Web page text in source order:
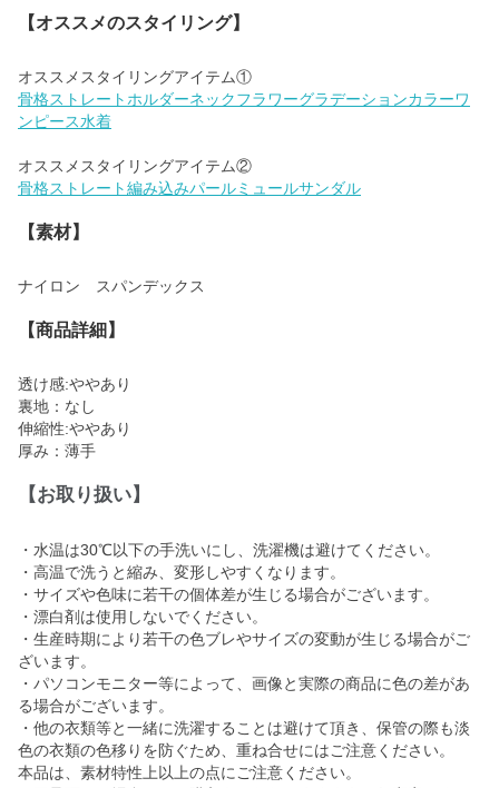
【オススメのスタイリング】
骨格ストレートホルダーネックフラワーグラデーションカラーワ
ンピース水着
骨格ストレート編み込みパールミュールサンダル
【素材】
ナイロン スパンデックス
【商品詳細】
透け感:ややあり
裏地：なし
伸縮性:ややあり
厚み：薄手
【お取り扱い】
・水温は30℃以下の手洗いにし、洗濯機は避けてください。
・高温で洗うと縮み、変形しやすくなります。
・サイズや色味に若干の個体差が生じる場合がございます。
・漂白剤は使用しないでください。
・生産時期により若干の色ブレやサイズの変動が生じる場合がご
ざいます。
・パソコンモニター等によって、画像と実際の商品に色の差があ
る場合がございます。
・他の衣類等と一緒に洗濯することは避けて頂き、保管の際も淡
色の衣類の色移りを防ぐため、重ね合せにはご注意ください。
本品は、素材特性上以上の点にご注意ください。